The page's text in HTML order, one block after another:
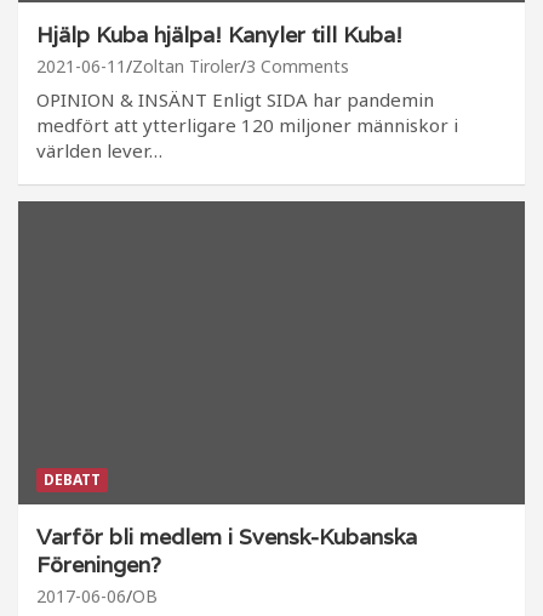
Hjälp Kuba hjälpa! Kanyler till Kuba!
2021-06-11 Zoltan Tiroler 3 Comments
OPINION & INSÄNT Enligt SIDA har pandemin
medfört att ytterligare 120 miljoner människor i
världen lever…
DEBATT
Varför bli medlem i Svensk-Kubanska
Föreningen?
2017-06-06 OB